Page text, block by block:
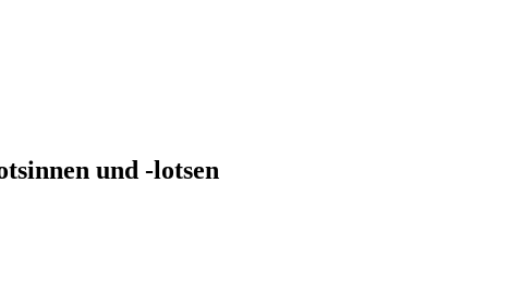
und -lotsen